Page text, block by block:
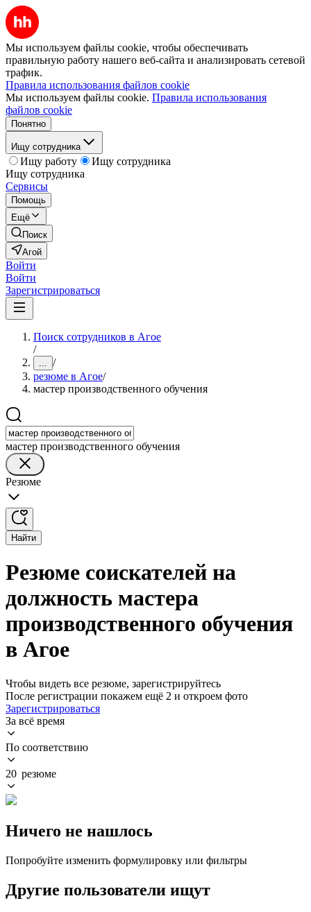
Мы используем файлы cookie, чтобы обеспечивать
правильную работу нашего веб-сайта и анализировать сетевой
трафик.
Правила использования файлов cookie
Мы используем файлы cookie. Правила использования
файлов cookie
Понятно
Ищу сотрудника
Ищу работу
Ищу сотрудника
Ищу сотрудника
Сервисы
Помощь
Ещё
Поиск
Агой
Войти
Войти
Зарегистрироваться
Поиск сотрудников в Агое
/
... /
резюме в Агое/
мастер производственного обучения
мастер производственного обучения
Резюме
Найти
Резюме соискателей на
должность мастера
производственного обучения
в Агое
Чтобы видеть все резюме, зарегистрируйтесь
После регистрации покажем ещё 2 и откроем фото
Зарегистрироваться
За всё время
По соответствию
20 резюме
Ничего не нашлось
Попробуйте изменить формулировку или фильтры
Другие пользователи ищут